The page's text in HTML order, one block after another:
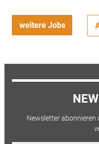
weitere Jobs
Newsletter abonnieren